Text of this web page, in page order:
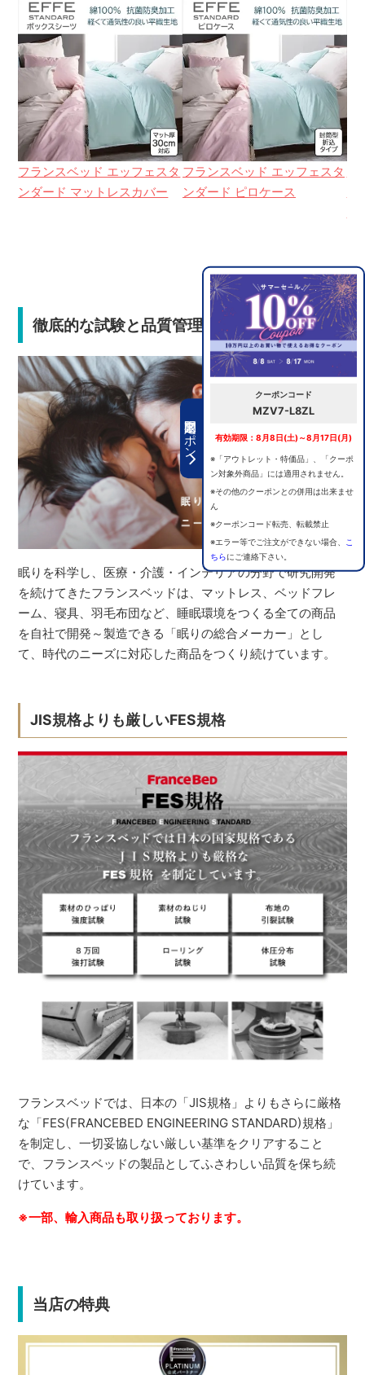
期間限定クーポン
クーポンコード
MZV7-L8ZL
有効期限：8月8日(土)～8月17日(月)
※「アウトレット・特価品」、「クーポ
ン対象外商品」には適用されません。
※その他のクーポンとの併用は出来ませ
ん
※クーポンコード転売、転載禁止
※エラー等でご注文ができない場合、
こ
ちらにご連絡下さい。
フランスベッド エッフェスタ
ンダード マットレスカバー
フランスベッド エッフェスタ
ンダード ピロケース
徹底的な試験と品質管理で安心の選択
眠りを科学し、医療・介護・インテリアの分野で研究開発
を続けてきたフランスベッドは、マットレス、ベッドフレ
ーム、寝具、羽毛布団など、睡眠環境をつくる全ての商品
を自社で開発～製造できる「眠りの総合メーカー」とし
て、時代のニーズに対応した商品をつくり続けています。
JIS規格よりも厳しいFES規格
フランスベッドでは、日本の「JIS規格」よりもさらに厳格
な「FES(FRANCEBED ENGINEERING STANDARD)規格」
を制定し、一切妥協しない厳しい基準をクリアすること
で、フランスベッドの製品としてふさわしい品質を保ち続
けています。
※一部、輸入商品も取り扱っております。
当店の特典